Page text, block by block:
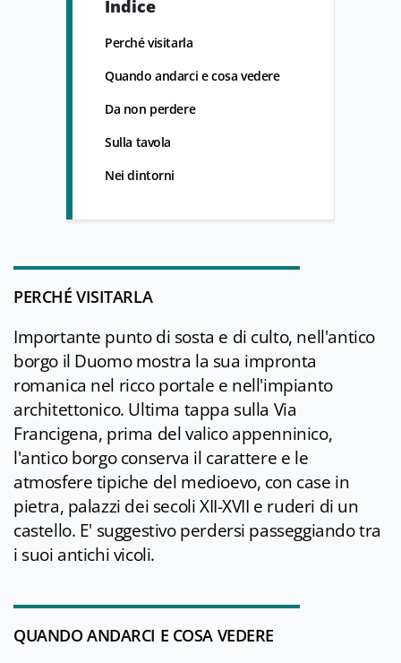
Indice
Perché visitarla
Quando andarci e cosa vedere
Da non perdere
Sulla tavola
Nei dintorni
PERCHÉ VISITARLA
Importante punto di sosta e di culto, nell'antico
borgo il Duomo mostra la sua impronta
romanica nel ricco portale e nell'impianto
architettonico. Ultima tappa sulla Via
Francigena, prima del valico appenninico,
l'antico borgo conserva il carattere e le
atmosfere tipiche del medioevo, con case in
pietra, palazzi dei secoli XII-XVII e ruderi di un
castello. E' suggestivo perdersi passeggiando tra
i suoi antichi vicoli.
QUANDO ANDARCI E COSA VEDERE